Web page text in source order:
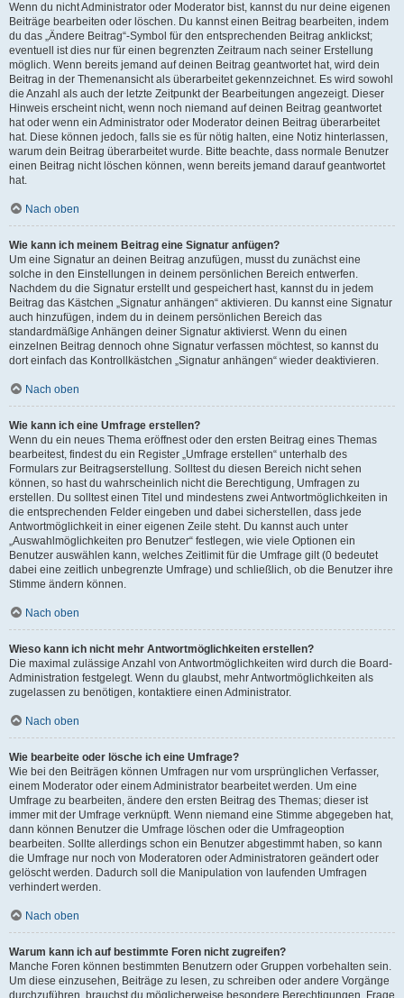
Wenn du nicht Administrator oder Moderator bist, kannst du nur deine eigenen
Beiträge bearbeiten oder löschen. Du kannst einen Beitrag bearbeiten, indem
du das „Ändere Beitrag“-Symbol für den entsprechenden Beitrag anklickst;
eventuell ist dies nur für einen begrenzten Zeitraum nach seiner Erstellung
möglich. Wenn bereits jemand auf deinen Beitrag geantwortet hat, wird dein
Beitrag in der Themenansicht als überarbeitet gekennzeichnet. Es wird sowohl
die Anzahl als auch der letzte Zeitpunkt der Bearbeitungen angezeigt. Dieser
Hinweis erscheint nicht, wenn noch niemand auf deinen Beitrag geantwortet
hat oder wenn ein Administrator oder Moderator deinen Beitrag überarbeitet
hat. Diese können jedoch, falls sie es für nötig halten, eine Notiz hinterlassen,
warum dein Beitrag überarbeitet wurde. Bitte beachte, dass normale Benutzer
einen Beitrag nicht löschen können, wenn bereits jemand darauf geantwortet
hat.
Nach oben
Wie kann ich meinem Beitrag eine Signatur anfügen?
Um eine Signatur an deinen Beitrag anzufügen, musst du zunächst eine
solche in den Einstellungen in deinem persönlichen Bereich entwerfen.
Nachdem du die Signatur erstellt und gespeichert hast, kannst du in jedem
Beitrag das Kästchen „Signatur anhängen“ aktivieren. Du kannst eine Signatur
auch hinzufügen, indem du in deinem persönlichen Bereich das
standardmäßige Anhängen deiner Signatur aktivierst. Wenn du einen
einzelnen Beitrag dennoch ohne Signatur verfassen möchtest, so kannst du
dort einfach das Kontrollkästchen „Signatur anhängen“ wieder deaktivieren.
Nach oben
Wie kann ich eine Umfrage erstellen?
Wenn du ein neues Thema eröffnest oder den ersten Beitrag eines Themas
bearbeitest, findest du ein Register „Umfrage erstellen“ unterhalb des
Formulars zur Beitragserstellung. Solltest du diesen Bereich nicht sehen
können, so hast du wahrscheinlich nicht die Berechtigung, Umfragen zu
erstellen. Du solltest einen Titel und mindestens zwei Antwortmöglichkeiten in
die entsprechenden Felder eingeben und dabei sicherstellen, dass jede
Antwortmöglichkeit in einer eigenen Zeile steht. Du kannst auch unter
„Auswahlmöglichkeiten pro Benutzer“ festlegen, wie viele Optionen ein
Benutzer auswählen kann, welches Zeitlimit für die Umfrage gilt (0 bedeutet
dabei eine zeitlich unbegrenzte Umfrage) und schließlich, ob die Benutzer ihre
Stimme ändern können.
Nach oben
Wieso kann ich nicht mehr Antwortmöglichkeiten erstellen?
Die maximal zulässige Anzahl von Antwortmöglichkeiten wird durch die Board-
Administration festgelegt. Wenn du glaubst, mehr Antwortmöglichkeiten als
zugelassen zu benötigen, kontaktiere einen Administrator.
Nach oben
Wie bearbeite oder lösche ich eine Umfrage?
Wie bei den Beiträgen können Umfragen nur vom ursprünglichen Verfasser,
einem Moderator oder einem Administrator bearbeitet werden. Um eine
Umfrage zu bearbeiten, ändere den ersten Beitrag des Themas; dieser ist
immer mit der Umfrage verknüpft. Wenn niemand eine Stimme abgegeben hat,
dann können Benutzer die Umfrage löschen oder die Umfrageoption
bearbeiten. Sollte allerdings schon ein Benutzer abgestimmt haben, so kann
die Umfrage nur noch von Moderatoren oder Administratoren geändert oder
gelöscht werden. Dadurch soll die Manipulation von laufenden Umfragen
verhindert werden.
Nach oben
Warum kann ich auf bestimmte Foren nicht zugreifen?
Manche Foren können bestimmten Benutzern oder Gruppen vorbehalten sein.
Um diese einzusehen, Beiträge zu lesen, zu schreiben oder andere Vorgänge
durchzuführen, brauchst du möglicherweise besondere Berechtigungen. Frage